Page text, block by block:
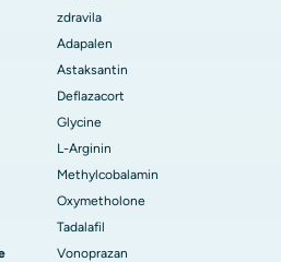
zdravila
Adapalen
Astaksantin
Deflazacort
Glycine
L-Arginin
Methylcobalamin
Oxymetholone
Tadalafil
Vonoprazan